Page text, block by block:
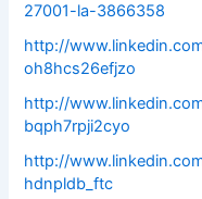
27001-la-3866358
http://
oh8hcs26efjzo
http://
bqph7rpji2cyo
http://
hdnpldb_ftc